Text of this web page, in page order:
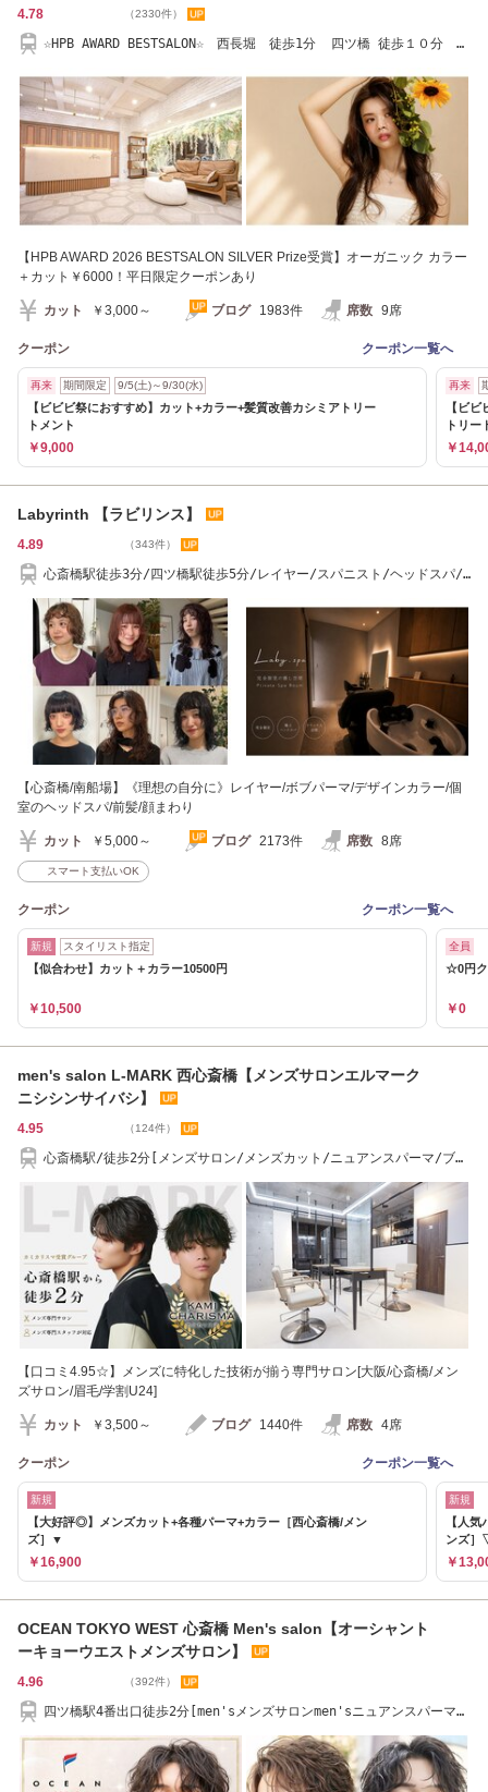
4.78 （2330件）
☆HPB AWARD BESTSALON☆ 西長堀 徒歩1分 四ツ橋 徒歩１０分
【HPB AWARD 2026 BESTSALON SILVER Prize受賞】オーガニック カラー
＋カット￥6000！平日限定クーポンあり
カット ￥3,000～ ブログ 1983件 席数 9席
クーポン クーポン一覧へ
再来 期間限定 9/5(土)～9/30(水)
【ビビビ祭におすすめ】カット+カラー+髪質改善カシミアトリー
トメント
￥9,000
再来
【ビ
トリー
￥
Labyrinth 【ラビリンス】
4.89 （343件）
心斎橋駅徒歩3分/四ツ橋駅徒歩5分/レイヤー/スパニスト/ヘッドスパ/
【心斎橋/南船場】《理想の自分に》レイヤー/ボブパーマ/デザインカラー/個
室のヘッドスパ/前髪/顔まわり
カット ￥5,000～ ブログ 2173件 席数 8席
スマート支払いOK
クーポン クーポン一覧へ
新規 スタイリスト指定
【似合わせ】カット＋カラー10500円
￥10,500
全員
☆0円ク
￥0
men's salon L-MARK 西心斎橋【メンズサロンエルマーク
ニシシンサイバシ】
4.95 （124件）
心斎橋駅/徒歩2分[メンズサロン/メンズカット/ニュアンスパーマ/ブリ
【口コミ4.95☆】メンズに特化した技術が揃う専門サロン[大阪/心斎橋/メン
ズサロン/眉毛/学割U24]
カット ￥3,500～ ブログ 1440件 席数 4席
クーポン クーポン一覧へ
新規
【大好評◎】メンズカット+各種パーマ+カラー［西心斎橋/メン
ズ］▼
￥16,900
新規
【人
ンズ］
￥
OCEAN TOKYO WEST 心斎橋 Men's salon【オーシャント
ーキョーウエストメンズサロン】
4.96 （392件）
四ツ橋駅4番出口徒歩2分[men'sメンズサロンmen'sニュアンスパーマ